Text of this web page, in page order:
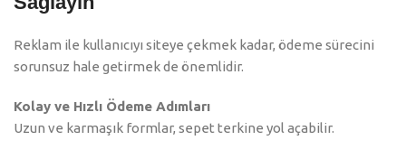
Reklam ile kullanıcıyı siteye çekmek kadar, ödeme sürecini
sorunsuz hale getirmek de önemlidir.
Kolay ve Hızlı Ödeme Adımları
Uzun ve karmaşık formlar, sepet terkine yol açabilir.